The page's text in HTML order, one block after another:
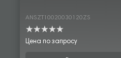
ANSZT10020030120ZS
Цена по запросу